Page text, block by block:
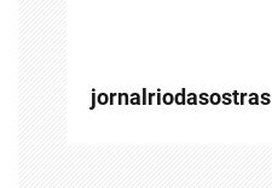
jornalriodasostras